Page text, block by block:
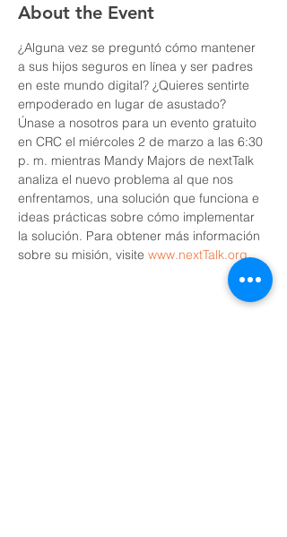
About the Event
¿Alguna vez se preguntó cómo mantener
a sus hijos seguros en línea y ser padres
en este mundo digital? ¿Quieres sentirte
empoderado en lugar de asustado?
Únase a nosotros para un evento gratuito
en CRC el miércoles 2 de marzo a las 6:30
p. m. mientras Mandy Majors de nextTalk
analiza el nuevo problema al que nos
enfrentamos, una solución que funciona e
ideas prácticas sobre cómo implementar
la solución. Para obtener más información
sobre su misión, visite www.nextTalk.org